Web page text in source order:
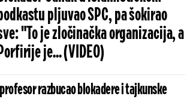
pljuvao SPC, pa šokirao
"To je zločinačka organizacija, a
je... (VIDEO)
razbucao blokadere i tajkunske